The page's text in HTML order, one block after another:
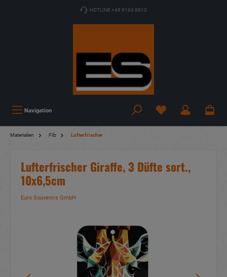
HOTLINE +49 9163 8910
Navigation
Materialien Filz Lufterfrischer
Lufterfrischer Giraffe, 3 Düfte sort.,
10x6,5cm
Euro Souvenirs GmbH